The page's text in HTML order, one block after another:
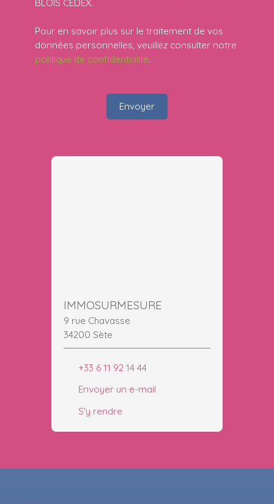
Pour en savoir plus sur le traitement de vos
données personnelles, veuillez consulter notre
politique de confidentialité.
Envoyer
IMMOSURMESURE
9 rue Chavasse
34200 Sète
+33 6 11 92 14 44
Envoyer un e-mail
S'y rendre